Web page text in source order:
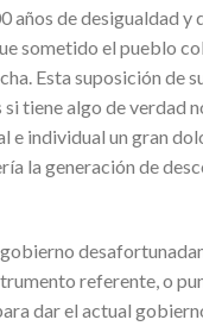
años de desigualdad y
sometido el pueblo
Esta suposición de
tiene algo de verdad
e individual un gran
la generación de
referente, o
dar el actual